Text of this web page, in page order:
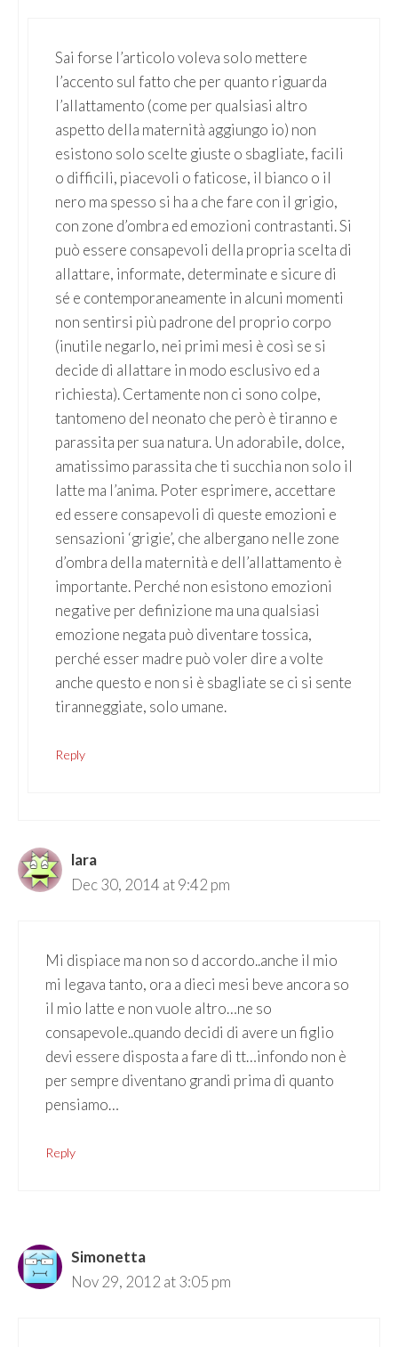
Sai forse l’articolo voleva solo mettere
l’accento sul fatto che per quanto riguarda
l’allattamento (come per qualsiasi altro
aspetto della maternità aggiungo io) non
esistono solo scelte giuste o sbagliate, facili
o difficili, piacevoli o faticose, il bianco o il
nero ma spesso si ha a che fare con il grigio,
con zone d’ombra ed emozioni contrastanti. Si
può essere consapevoli della propria scelta di
allattare, informate, determinate e sicure di
sé e contemporaneamente in alcuni momenti
non sentirsi più padrone del proprio corpo
(inutile negarlo, nei primi mesi è così se si
decide di allattare in modo esclusivo ed a
richiesta). Certamente non ci sono colpe,
tantomeno del neonato che però è tiranno e
parassita per sua natura. Un adorabile, dolce,
amatissimo parassita che ti succhia non solo il
latte ma l’anima. Poter esprimere, accettare
ed essere consapevoli di queste emozioni e
sensazioni ‘grigie’, che albergano nelle zone
d’ombra della maternità e dell’allattamento è
importante. Perché non esistono emozioni
negative per definizione ma una qualsiasi
emozione negata può diventare tossica,
perché esser madre può voler dire a volte
anche questo e non si è sbagliate se ci si sente
tiranneggiate, solo umane.
Reply
lara
Dec 30, 2014 at 9:42 pm
Mi dispiace ma non so d accordo..anche il mio
mi legava tanto, ora a dieci mesi beve ancora so
il mio latte e non vuole altro…ne so
consapevole..quando decidi di avere un figlio
devi essere disposta a fare di tt…infondo non è
per sempre diventano grandi prima di quanto
pensiamo…
Reply
Simonetta
Nov 29, 2012 at 3:05 pm